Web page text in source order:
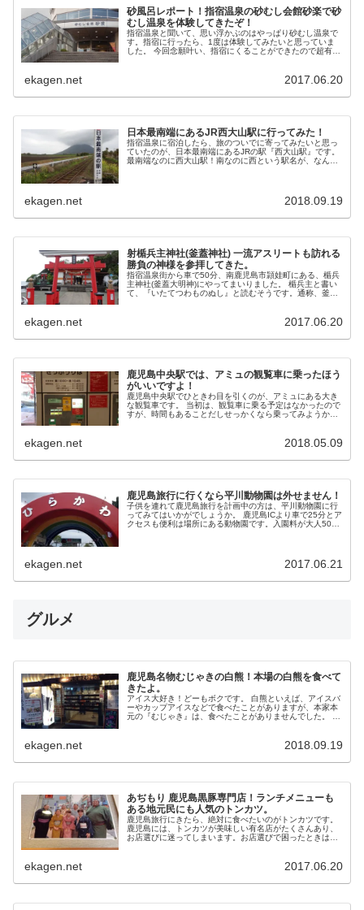
砂風呂レポート！指宿温泉の砂むし会館砂楽で砂
むし温泉を体験してきたぞ！
指宿温泉と聞いて、思い浮かぶのはやっぱり砂むし温泉で
す。指宿に行ったら、1度は体験してみたいと思っていま
した。 今回念願叶い、指宿にくることができたので超有名
ekagen.net 2017.06.20
日本最南端にあるJR西大山駅に行ってみた！
指宿温泉に宿泊したら、旅のついでに寄ってみたいと思っ
ていたのが、日本最南端にあるJRの駅『西大山駅』です。
最南端なのに西大山駅！南なのに西という駅名が、なんと
ekagen.net 2018.09.19
射楯兵主神社(釜蓋神社) 一流アスリートも訪れる
勝負の神様を参拝してきた。
指宿温泉街から車で50分、南鹿児島市頴娃町にある、楯兵
主神社(釜蓋大明神)にやってまいりました。 楯兵主と書い
て、『いたてつわものぬし』と読むそうです。通称、釜蓋
ekagen.net 2017.06.20
鹿児島中央駅では、アミュの観覧車に乗ったほう
がいいですよ！
鹿児島中央駅でひときわ目を引くのが、アミュにある大き
な観覧車です。 当初は、観覧車に乗る予定はなかったので
すが、時間もあることだしせっかくなら乗ってみようか？
ekagen.net 2018.05.09
鹿児島旅行に行くなら平川動物園は外せません！
子供を連れて鹿児島旅行を計画中の方は、平川動物園に行
ってみてはいかがでしょうか。 鹿児島ICより車で25分とア
クセスも便利は場所にある動物園です。入園料が大人500
ekagen.net 2017.06.21
グルメ
鹿児島名物むじゃきの白熊！本場の白熊を食べて
きたよ。
アイス大好き！どーもボクです。 白熊といえば、アイスバ
ーやカップアイスなどで食べたことがありますが、本家本
元の『むじゃき』は、食べたことがありませんでした。 鹿
ekagen.net 2018.09.19
あぢもり 鹿児島黒豚専門店！ランチメニューも
ある地元民にも人気のトンカツ。
鹿児島旅行にきたら、絶対に食べたいのがトンカツです。
鹿児島には、トンカツが美味しい有名店がたくさんあり、
お店選びに迷ってしまいます。お店選びで困ったときはツ
ekagen.net 2017.06.20